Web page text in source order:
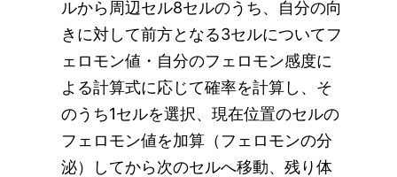
ルから周辺セル8セルのうち、自分の向
きに対して前方となる3セルについてフ
ェロモン値・自分のフェロモン感度に
よる計算式に応じて確率を計算し、そ
のうち1セルを選択、現在位置のセルの
フェロモン値を加算（フェロモンの分
泌）してから次のセルへ移動、残り体